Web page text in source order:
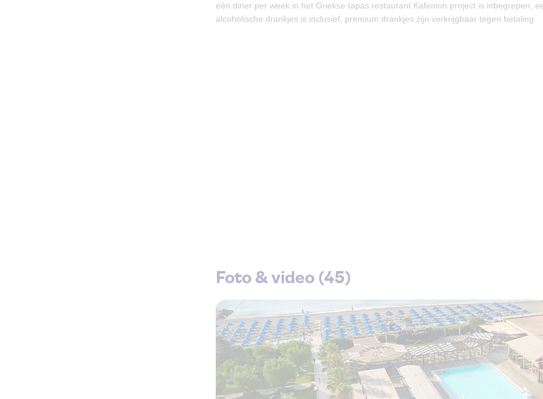
één diner per week in het Griekse tapas restaurant Kafenion project is inbegrepen,
alcoholische drankjes is inclusief, premium drankjes zijn verkrijgbaar tegen betaling
Foto & video (45)